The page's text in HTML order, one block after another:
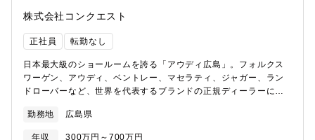
株式会社コンクエスト
正社員 転勤なし
日本最大級のショールームを誇る「アウディ広島」。フォルクス
ワーゲン、アウディ、ベントレー、マセラティ、ジャガー、ラン
ドローバーなど、世界を代表するブランドの正規ディーラーにて
ディの整備をお任せ致します。基本的に整備だけのため、顧客と
の接客などは発生致しません。整備に対して集中できる環境で
勤務地 広島県
年収 300万円～700万円